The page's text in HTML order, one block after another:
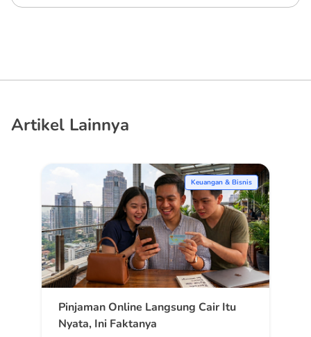
Artikel Lainnya
Keuangan & Bisnis
Pinjaman Online Langsung Cair Itu
Nyata, Ini Faktanya